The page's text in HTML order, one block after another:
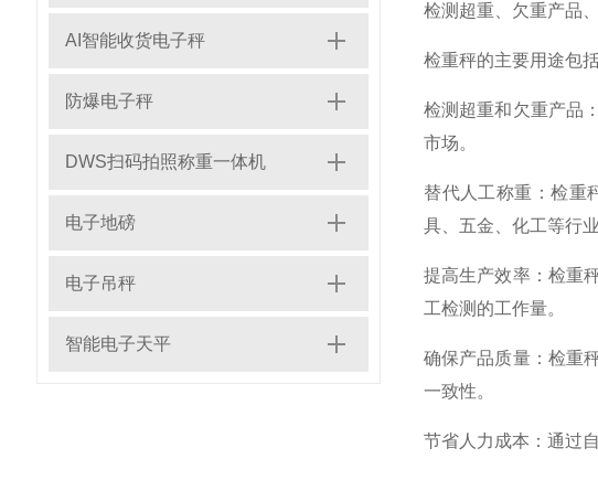
AI智能收货电子秤
防爆电子秤
DWS扫码拍照称重一体机
电子地磅
电子吊秤
智能电子天平
检测超重、欠重产品
检重秤的主要用途包
检测超重和欠重产品‌
市场。
替代人工称重‌：检重
具、五金、化工等行
提高生产效率‌：检重
工检测的工作量‌。
确保产品质量‌：检重
一致性‌。
节省人力成本‌：通过